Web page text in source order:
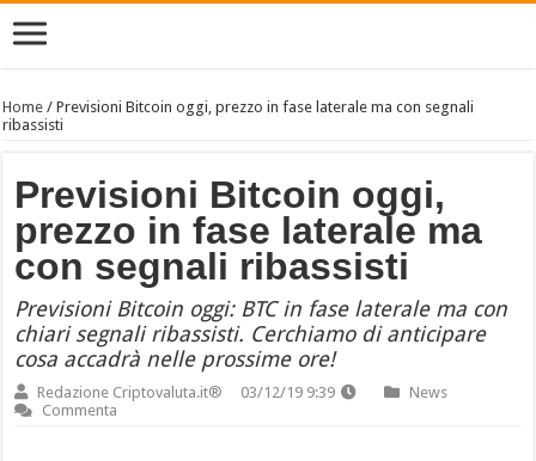
Home /Previsioni Bitcoin oggi, prezzo in fase laterale ma con segnali
ribassisti
Previsioni Bitcoin oggi,
prezzo in fase laterale ma
con segnali ribassisti
Previsioni Bitcoin oggi: BTC in fase laterale ma con
chiari segnali ribassisti. Cerchiamo di anticipare
cosa accadrà nelle prossime ore!
Redazione Criptovaluta.it® 03/12/19 9:39
News
Commenta